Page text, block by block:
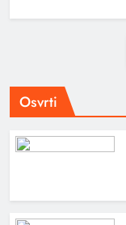
Osvrti